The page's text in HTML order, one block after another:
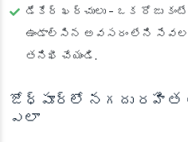
డేకేర్ ఖర్చులు - ఒక రోజు
ఉండాల్సిన అవసరం లేని
తనిఖీ చేయండి.
జోధ్‌పూర్‌లో నగదు రహిత
ఎలా